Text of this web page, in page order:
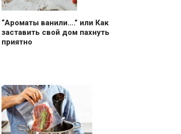
“Ароматы ванили….” или Как
заставить свой дом пахнуть
приятно